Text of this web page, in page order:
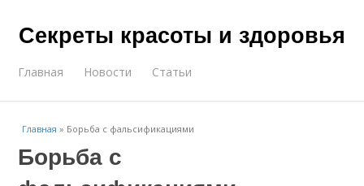
Секреты красоты и здоровья
Главная Новости Статьи
Главная » Борьба с фальсификациями
Борьба с